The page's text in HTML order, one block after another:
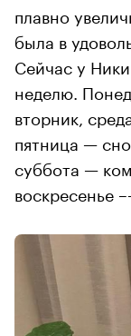
плавно
была в
Сейчас у
неделю.
вторник,
пятница —
суббота —
воскресенье